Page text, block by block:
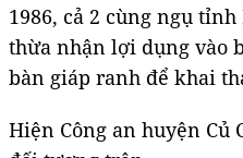
1986, cả 2 cùng ngụ
thừa nhận lợi dụng vào
bàn giáp ranh để khai
Hiện Công an huyện Củ